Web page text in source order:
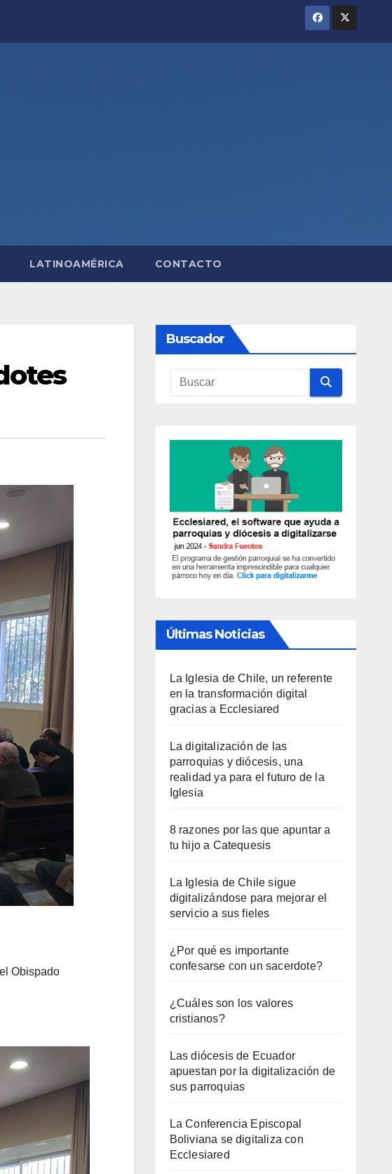
LATINOAMÉRICA CONTACTO
Obispado
Buscador
Últimas Noticias
La Iglesia de Chile, un referente
en la transformación digital
gracias a Ecclesiared
La digitalización de las
parroquias y diócesis, una
realidad ya para el futuro de la
Iglesia
8 razones por las que apuntar a
tu hijo a Catequesis
La Iglesia de Chile sigue
digitalizándose para mejorar el
servicio a sus fieles
¿Por qué es importante
confesarse con un sacerdote?
¿Cuáles son los valores
cristianos?
Las diócesis de Ecuador
apuestan por la digitalización de
sus parroquias
La Conferencia Episcopal
Boliviana se digitaliza con
Ecclesiared